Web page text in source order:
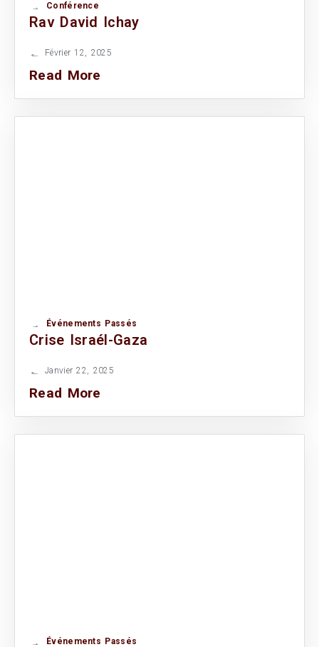
Conférence
Rav David Ichay
Février 12, 2025
Read More
Événements Passés
Crise Israél-Gaza
Janvier 22, 2025
Read More
Événements Passés